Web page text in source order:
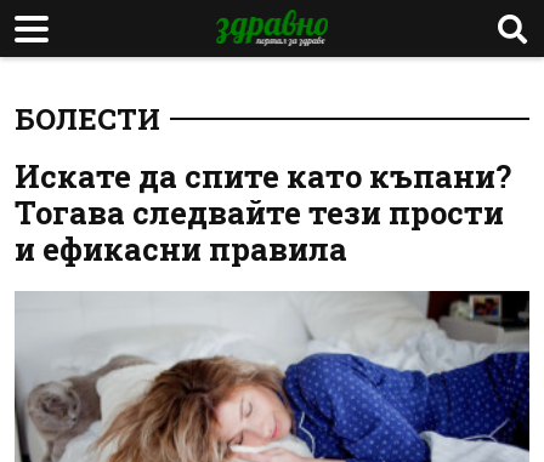
БОЛЕСТИ
Искате да спите като къпани?
Тогава следвайте тези прости
и ефикасни правила